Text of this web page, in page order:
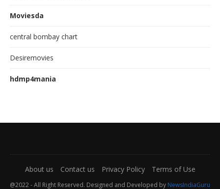
Moviesda
central bombay chart
Desiremovies
hdmp4mania
About us Contact us Privacy Policy Terms of Use
@2022 - All Right Reserved. Designed and Developed by NewsIndiaGuru